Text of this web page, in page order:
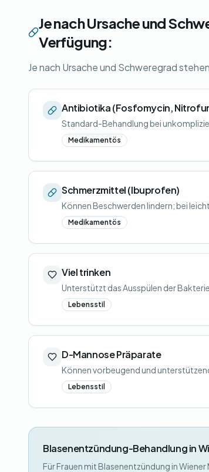
Je nach Ursache und
Verfügung:
Je nach Ursache und Schweregrad
Antibiotika (Fosfomycin,
Standard-Behandlung bei
Medikamentös
Schmerzmittel (Ibuprofen)
Können Beschwerden lindern; bei
Medikamentös
Viel trinken
Unterstützt das Ausspülen der
Lebensstil
D-Mannose Präparate
Können vorbeugend und
Lebensstil
Blasenentzündung-Behandlung in
Für Frauen mit Blasenentzündung in